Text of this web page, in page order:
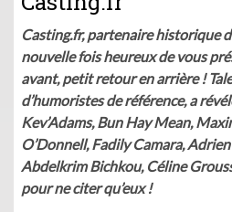
Casting.fr, partenaire historique
nouvelle fois heureux de vous
avant, petit retour en arrière !
d’humoristes de référence, a
Kev’Adams, Bun Hay Mean,
O’Donnell, Fadily Camara,
Abdelkrim Bichkou, Céline
pour ne citer qu’eux !